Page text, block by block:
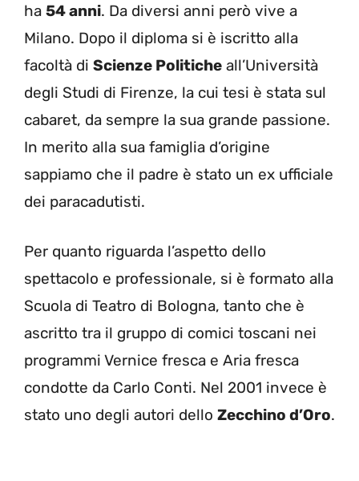
ha 54 anni. Da diversi anni però vive a
Milano. Dopo il diploma si è iscritto alla
facoltà di Scienze Politiche all’Università
degli Studi di Firenze, la cui tesi è stata sul
cabaret, da sempre la sua grande passione.
In merito alla sua famiglia d’origine
sappiamo che il padre è stato un ex ufficiale
dei paracadutisti.
Per quanto riguarda l’aspetto dello
spettacolo e professionale, si è formato alla
Scuola di Teatro di Bologna, tanto che è
ascritto tra il gruppo di comici toscani nei
programmi Vernice fresca e Aria fresca
condotte da Carlo Conti. Nel 2001 invece è
stato uno degli autori dello Zecchino d’Oro.